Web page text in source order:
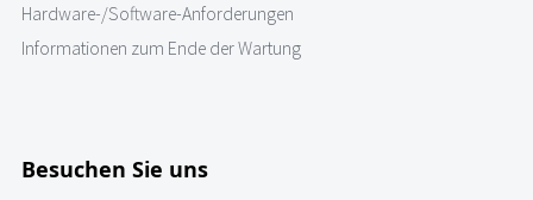
Hardware-/Software-Anforderungen
Informationen zum Ende der Wartung
Besuchen Sie uns